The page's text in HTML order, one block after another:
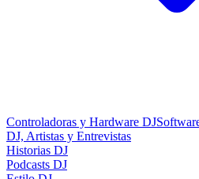
Controladoras y Hardware DJ
DJ, Artistas y Entrevistas
Historias DJ
Podcasts DJ